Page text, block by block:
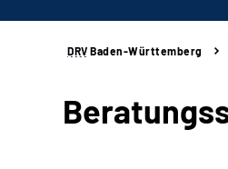
DRV Baden-Württemberg